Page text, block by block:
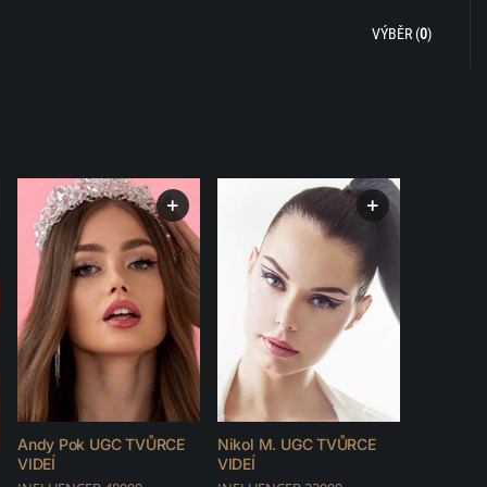
VÝBĚR (0)
+
Andy Pok UGC TVŮRCE
VIDEÍ
+
Nikol M. UGC TVŮRCE
VIDEÍ